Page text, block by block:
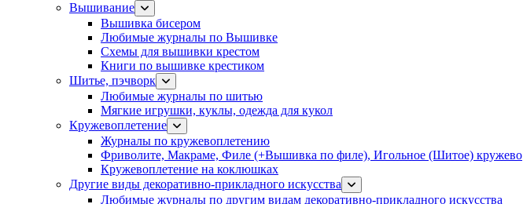
Вышивание
Вышивка бисером
Любимые журналы по Вышивке
Схемы для вышивки крестом
Книги по вышивке крестиком
Шитье, пэчворк
Любимые журналы по шитью
Мягкие игрушки, куклы, одежда для кукол
Кружевоплетение
Журналы по кружевоплетению
Фриволите, Макраме, Филе (+Вышивка по филе), Игольное (Шитое) кружево
Кружевоплетение на коклюшках
Другие виды декоративно-прикладного искусства
Любимые журналы по другим видам декоративно-прикладного искусства